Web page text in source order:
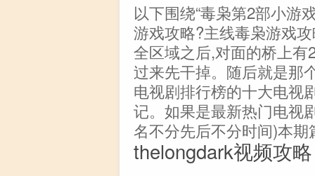
以下围绕“毒枭第2部小游
游戏攻略?主线毒枭游戏
全区域之后,对面的桥上
过来先干掉。随后就是那
电视剧排行榜的十大电视
记。如果是最新热门电视
名不分先后不分时间)本期
thelongdark视频攻略